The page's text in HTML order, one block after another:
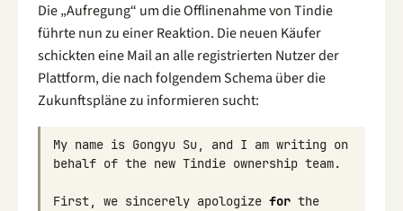
Die „Aufregung“ um die Offlinenahme von Tindie
führte nun zu einer Reaktion. Die neuen Käufer
schickten eine Mail an alle registrierten Nutzer der
Plattform, die nach folgendem Schema über die
Zukunftspläne zu informieren sucht:
My name is Gongyu Su, and I am writing on
behalf of the new Tindie ownership team.
First, we sincerely apologize for the